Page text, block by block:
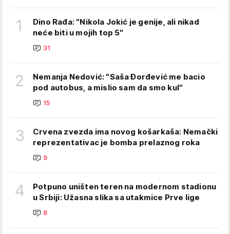
1
Dino Rađa: "Nikola Jokić je genije, ali nikad
neće biti u mojih top 5"
31
2
Nemanja Nedović: "Saša Đorđević me bacio
pod autobus, a mislio sam da smo kul"
15
3
Crvena zvezda ima novog košarkaša: Nemački
reprezentativac je bomba prelaznog roka
9
4
Potpuno uništen teren na modernom stadionu
u Srbiji: Užasna slika sa utakmice Prve lige
8